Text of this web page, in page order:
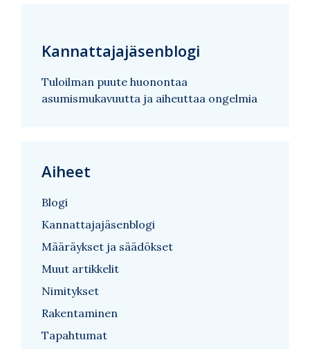
Kannattajajäsenblogi
Tuloilman puute huonontaa
asumismukavuutta ja aiheuttaa ongelmia
Aiheet
Blogi
Kannattajajäsenblogi
Määräykset ja säädökset
Muut artikkelit
Nimitykset
Rakentaminen
Tapahtumat